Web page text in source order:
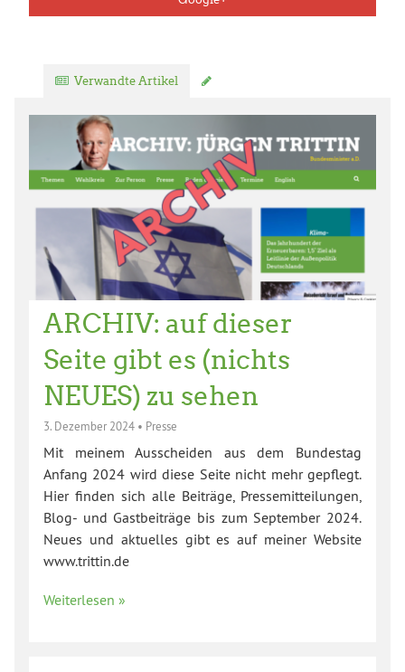
Verwandte Artikel
ARCHIV: auf dieser
Seite gibt es (nichts
NEUES) zu sehen
3. Dezember 2024 • Presse
Mit meinem Ausscheiden aus dem Bundestag
Anfang 2024 wird diese Seite nicht mehr gepflegt.
Hier finden sich alle Beiträge, Pressemitteilungen,
Blog- und Gastbeiträge bis zum September 2024.
Neues und aktuelles gibt es auf meiner Website
www.trittin.de
Weiterlesen »